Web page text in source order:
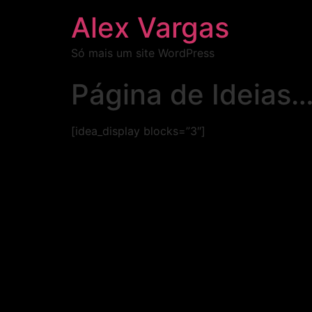
Alex Vargas
Só mais um site WordPress
Página de
[idea_display blocks=”3″]